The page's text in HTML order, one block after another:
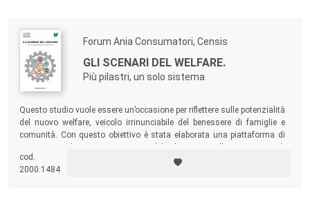
Forum Ania Consumatori, Censis
GLI SCENARI DEL WELFARE.
Più pilastri, un solo sistema
Questo studio vuole essere un’occasione per riflettere sulle potenzialità
del nuovo welfare, veicolo irrinunciabile del benessere di famiglie e
comunità. Con questo obiettivo è stata elaborata una piattaforma di
trasparenza, equità ed efficienza del sistema di welfare italiano.
cod.
2000.1484